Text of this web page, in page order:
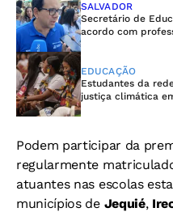
SALVADOR
Secretário de
acordo com
EDUCAÇÃO
Estudantes da
justiça climática
Podem participar da
regularmente
atuantes nas escolas
municípios de Jequié,